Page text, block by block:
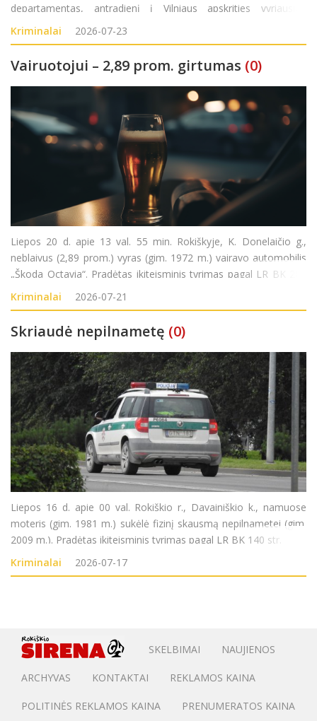
departamentas, antradienį į Vilniaus apskrities vyriausiąjį
policijos komisariatą (AVPK) kreipėsi 1950 metais gimusi
moteris. Ji pranešė, kad pirmadienį
Kriminalai 2026-07-23
Vairuotojui – 2,89 prom. girtumas (0)
Liepos 20 d. apie 13 val. 55 min. Rokiškyje, K. Donelaičio g.,
neblaivus (2,89 prom.) vyras (gim. 1972 m.) vairavo automobilis
„Škoda Octavia“. Pradėtas ikiteisminis tyrimas pagal LR BK 281
str. (Kelių transporto eismo saugumo ar transporto priemonių
eksploatavimo taisykli
Kriminalai 2026-07-21
Skriaudė nepilnametę (0)
Liepos 16 d. apie 00 val. Rokiškio r., Davainiškio k., namuose
moteris (gim. 1981 m.) sukėlė fizinį skausmą nepilnametei (gim.
2009 m.). Pradėtas ikiteisminis tyrimas pagal LR BK 140 str.
Kriminalai
2026-07-17
SKELBIMAI NAUJIENOS
ARCHYVAS KONTAKTAI REKLAMOS KAINA
POLITINĖS REKLAMOS KAINA PRENUMERATOS KAINA